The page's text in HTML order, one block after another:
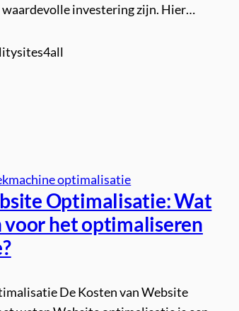
waardevolle investering zijn. Hier…
optimalisatie
Optimalisatie: Wat
voor het optimaliseren
De Kosten van Website